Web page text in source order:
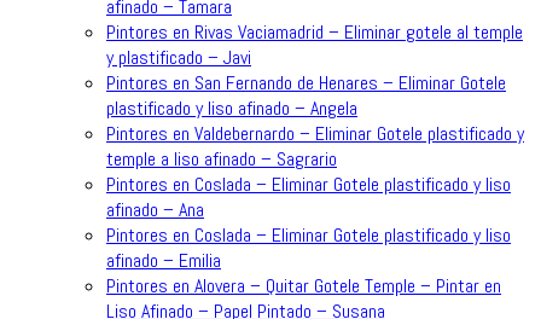
afinado – Tamara
Pintores en Rivas Vaciamadrid – Eliminar gotele al temple
y plastificado – Javi
Pintores en San Fernando de Henares – Eliminar Gotele
plastificado y liso afinado – Angela
Pintores en Valdebernardo – Eliminar Gotele plastificado y
temple a liso afinado – Sagrario
Pintores en Coslada – Eliminar Gotele plastificado y liso
afinado – Ana
Pintores en Coslada – Eliminar Gotele plastificado y liso
afinado – Emilia
Pintores en Alovera – Quitar Gotele Temple – Pintar en
Liso Afinado – Papel Pintado – Susana